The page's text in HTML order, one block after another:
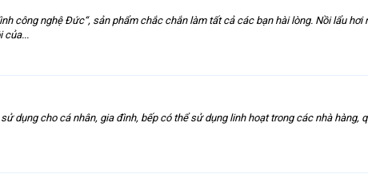
công nghệ Đức“, sản phẩm chắc chắn làm tất cả các bạn hài lòng. Nồi lẩu hơi
của...
dụng cho cá nhân, gia đình, bếp có thể sử dụng linh hoạt trong các nhà hàng,